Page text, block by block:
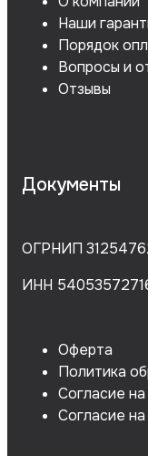
Наши
Порядок
Вопросы и
Отзывы
Документы
ОГРНИП
ИНН
Оферта
Политика
Согласие
Согласие